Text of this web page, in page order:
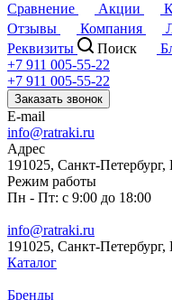
Сравнение
Акции
Отзывы
Компания
Реквизиты
Поиск
+7 911 005-55-22
+7 911 005-55-22
Заказать звонок
E-mail
info@ratraki.ru
Адрес
191025, Санкт-
Режим работы
Пн - Пт: с 9:00 до 18:00
info@ratraki.ru
191025, Санкт-
Каталог
Бренды